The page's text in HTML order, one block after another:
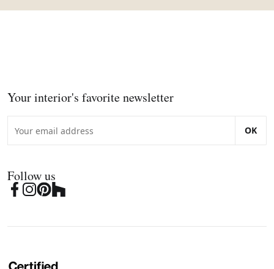
Your interior's favorite newsletter
OK
Follow us